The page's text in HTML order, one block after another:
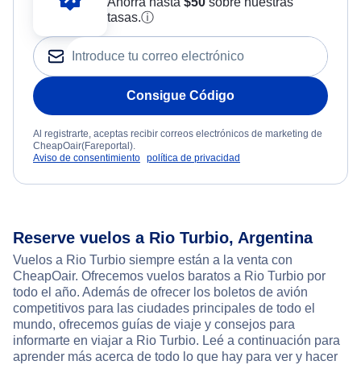
tasas.ⓘ
Consigue Código
Al registrarte, aceptas recibir correos electrónicos de marketing de
CheapOair(Fareportal).
Aviso de consentimiento política de privacidad
Reserve vuelos a Rio Turbio, Argentina
Vuelos a Rio Turbio siempre están a la venta con
CheapOair. Ofrecemos vuelos baratos a Rio Turbio por
todo el año. Además de ofrecer los boletos de avión
competitivos para las ciudades principales de todo el
mundo, ofrecemos guías de viaje y consejos para
informarte en viajar a Rio Turbio. Leé a continuación para
aprender más acerca de todo lo que hay para ver y hacer